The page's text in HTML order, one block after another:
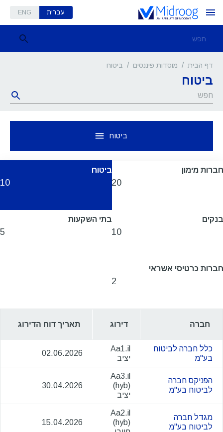
עברית ENG
דף הבית / מוסדות פיננסים / ביטוח
ביטוח
ביטוח
חברות מימון
20
ביטוח
10
בנקים
10
בתי השקעות
5
חברות כרטיסי אשראי
2
חברה דירוג תאריך דוח הדירוג
כלל חברה לביטוח
בע"מ
Aa1.il
יציב
02.06.2026
הפניקס חברה
לביטוח בע"מ
Aa3.il
(hyb)
יציב
30.04.2026
מגדל חברה
לביטוח בע"מ
Aa2.il
(hyb)
15.04.2026